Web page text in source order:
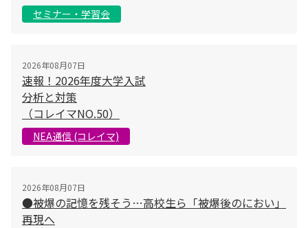
セミナー・学習会
2026年08月07日
速報！2026年度大学入試
分析と対策
（コレイマNO.50）
NEA通信 (コレイマ)
2026年08月07日
●被爆の記憶を残そう…高校生ら「被爆後のにおい」
再現へ